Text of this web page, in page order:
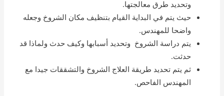
وتحديد طرق معالجتها.
حيث يتم في البداية القيام بتنظيف مكان الشروخ وجعله
واضحا للمهندس.
يتم دراسة الشروخ وتحديد أسبابها وكيف حدث ولماذا قد
حدثت.
ثم يتم تحديد طريقة العلاج الشروخ والتشققات جيدا مع
المهندس الفاحص.